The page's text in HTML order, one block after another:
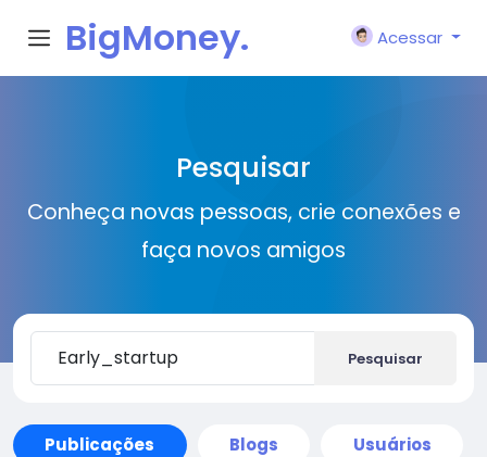
BigMoney.
Acessar
Pesquisar
Conheça novas pessoas, crie conexões e
faça novos amigos
Pesquisar
Publicações Blogs Usuários